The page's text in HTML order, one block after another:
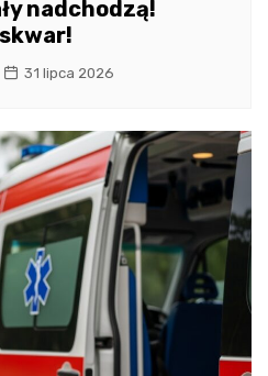
nadchodzą!
31 lipca 2026